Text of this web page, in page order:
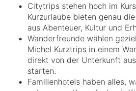
Citytrips stehen hoch im
Kurzurlaube bieten genau
aus Abenteuer, Kultur und
Wanderfreunde wählen
Michel Kurztrips in einem
direkt von der Unterkunft
starten.
Familienhotels haben alles,